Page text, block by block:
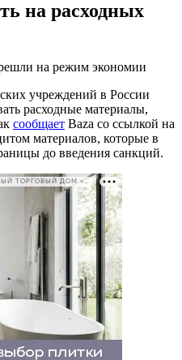
на расходных
на режим экономии
учреждений в России
расходные материалы,
сообщает Baza со ссылкой на
материалов, которые в
до введения санкций.
РЕКЛАМА • ООО СТРОИТЕЛЬНЫЙ ТОРГОВЫЙ ДОМ «ПЕТРОВИЧ». ИНН: 7802348846